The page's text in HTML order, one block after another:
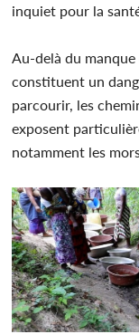
inquiet pour la
Au-delà du manque
constituent un
parcourir, les
exposent
notamment les